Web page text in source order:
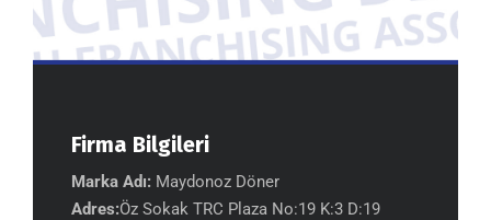
Firma Bilgileri
Marka Adı: Maydonoz Döner
Adres:Öz Sokak TRC Plaza No:19 K:3 D:19